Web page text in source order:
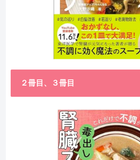
２冊目、３冊目